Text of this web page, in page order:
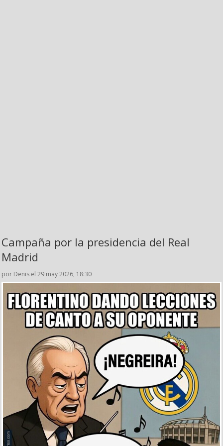
Campaña por la presidencia del Real
Madrid
por Denis el 29 may 2026, 18:30